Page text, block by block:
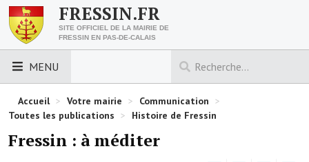
FRESSIN.FR
SITE OFFICIEL DE LA MAIRIE DE
FRESSIN EN PAS-DE-CALAIS
MENU
LES ESSENTIELS
Découvrez Fressin
Accueil > Votre mairie > Communication >
Toutes les publications > Histoire de Fressin
Fressin : à méditer